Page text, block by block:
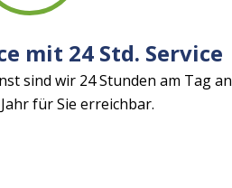
mit 24 Std. Service
sind wir 24 Stunden am Tag an
für Sie erreichbar.